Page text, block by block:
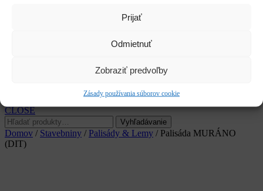
Prijať
Odmietnuť
Zobraziť predvoľby
Zásady používania súborov cookie
Tienidlá & Svietidlá
CLOSE
Hľadať:
Vyhľadávanie
Domov / Stavebniny / Palisády & Lemy / Palisáda MURÁNO
(DIT)